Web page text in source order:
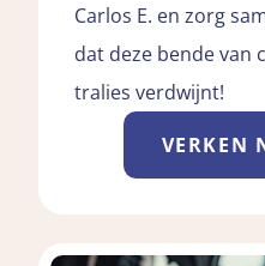
Carlos E. en zorg
dat deze bende van
tralies verdwijnt!
VERKEN